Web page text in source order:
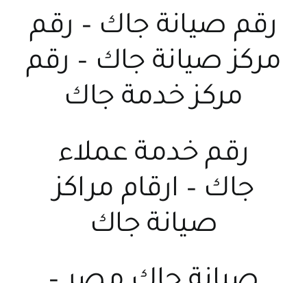
رقم صيانة جاك – رقم
مركز صيانة جاك – رقم
مركز خدمة جاك
رقم خدمة عملاء
جاك – ارقام مراكز
صيانة جاك